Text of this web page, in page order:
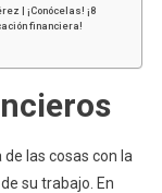
| ¡Conócelas! ¡8
financiera!
de las cosas con la
su trabajo. En